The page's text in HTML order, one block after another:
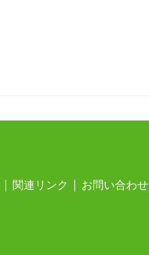
関連リンク お問い合わせ